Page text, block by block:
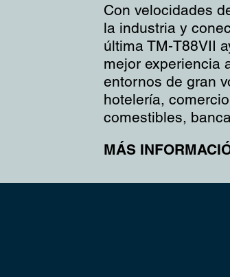
Con velocidades
la industria y
última TM-T88VII
mejor experiencia
entornos de gran
hotelería,
comestibles,
MÁS